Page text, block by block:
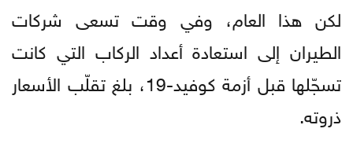
لكن هذا العام، وفي وقت تسعى شركات
الطيران إلى استعادة أعداد الركاب التي كانت
تسجّلها قبل أزمة كوفيد-19، بلغ تقلّب الأسعار
ذروته.